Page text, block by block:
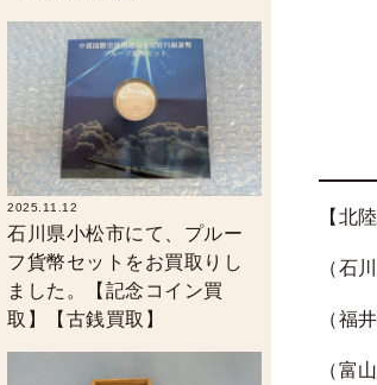
2025.11.12
石川県小松市にて、プルー
フ貨幣セットをお買取りし
ました。【記念コイン買
取】【古銭買取】
【北
（石
（福
（富